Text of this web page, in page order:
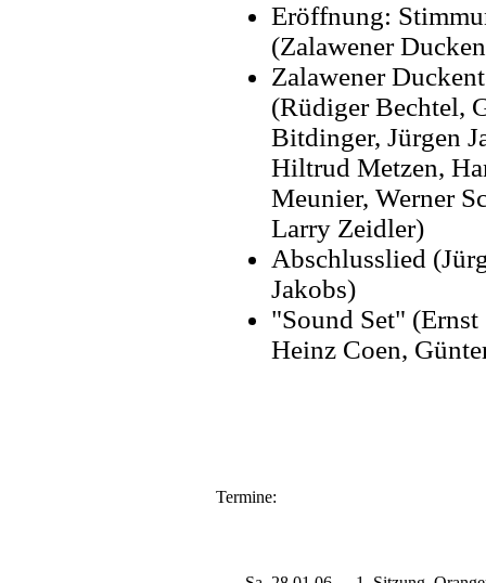
Eröffnung:
(Zalawener
Zalawener
(Rüdiger Bechtel,
Bitdinger, Jürgen
Hiltrud Metzen,
Meunier, Werner
Larry Zeidler)
Abschlusslied
Jakobs)
"Sound Set" (Ernst
Heinz Coen,
Termine: